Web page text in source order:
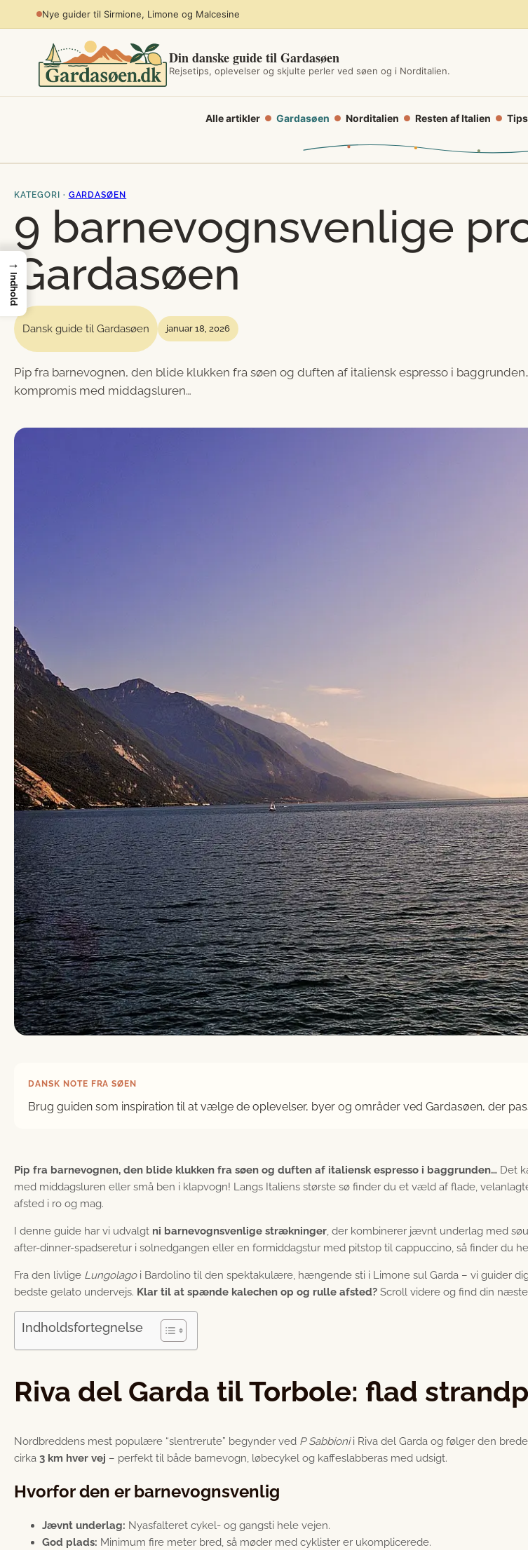
Planlæg sommerferien ved søen
Din danske guide til Gardasøen
Rejsetips, oplevelser og skjulte perler ved søen og i Norditalien.
Alle artikler ● Gardasøen ● Norditalien ● Resten af Italien ●
KATEGORI · GARDASØEN
9 barnevognsvenlige
Gardasøen
Dansk guide til Gardasøen januar 18, 2026
Pip fra barnevognen, den blide klukken fra søen og duften af italiensk espresso i
kompromis med middagsluren…
DANSK NOTE FRA SØEN
Brug guiden som inspiration til at vælge de oplevelser, byer og områder ved Gardasøen, der
Pip fra barnevognen, den blide klukken fra søen og duften af italiensk espresso i baggrunden… Det
med middagsluren eller små ben i klapvogn! Langs Italiens største sø finder du et væld af flade,
afsted i ro og mag.
I denne guide har vi udvalgt ni barnevognsvenlige strækninger, der kombinerer jævnt underlag med
after-dinner-spadseretur i solnedgangen eller en formiddagstur med pitstop til cappuccino, så finder du
Fra den livlige Lungolagoi Bardolino til den spektakulære, hængende sti i Limone sul Garda – vi guider
bedste gelato undervejs. Klar til at spænde kalechen op og rulle afsted? Scroll videre og find din
Indholdsfortegnelse
Riva del Garda til Torbole: flad
Nordbreddens mest populære “slentrerute” begynder ved P Sabbionii Riva del Garda og følger den
cirka 3 km hver vej – perfekt til både barnevogn, løbecykel og kaffeslabberas med udsigt.
Hvorfor den er barnevognsvenlig
Jævnt underlag: Nyasfalteret cykel- og gangsti hele vejen.
God plads: Minimum fire meter bred, så møder med cyklister er ukomplicerede.
→
Indhold